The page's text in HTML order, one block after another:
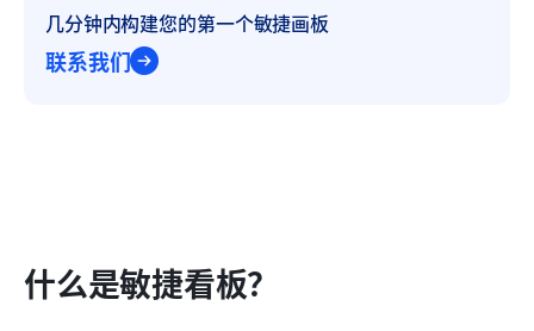
几分钟内构建您的第一个敏捷画板
联系我们
什么是敏捷看板？